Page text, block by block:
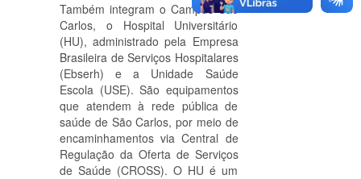
Também integram o Campus São
Carlos, o Hospital Universitário
(HU), administrado pela Empresa
Brasileira de Serviços Hospitalares
(Ebserh) e a Unidade Saúde
Escola (USE). São equipamentos
que atendem à rede pública de
saúde de São Carlos, por meio de
encaminhamentos via Central de
Regulação da Oferta de Serviços
de Saúde (CROSS). O HU é um